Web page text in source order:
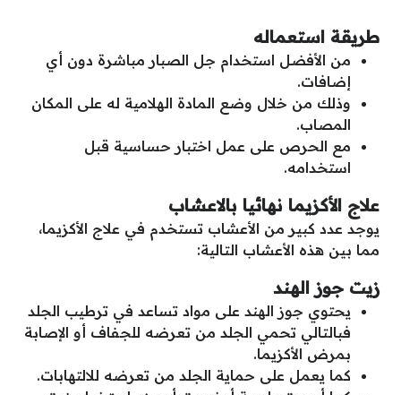
طريقة استعماله
من الأفضل استخدام جل الصبار مباشرة دون أي
إضافات.
وذلك من خلال وضع المادة الهلامية له على المكان
المصاب.
مع الحرص على عمل اختبار حساسية قبل
استخدامه.
علاج الأكزيما نهائيا بالاعشاب
يوجد عدد كبير من الأعشاب تستخدم في علاج الأكزيما،
مما بين هذه الأعشاب التالية:
زيت جوز الهند
يحتوي جوز الهند على مواد تساعد في ترطيب الجلد
فبالتالي تحمي الجلد من تعرضه للجفاف أو الإصابة
بمرض الأكزيما.
كما يعمل على حماية الجلد من تعرضه للالتهابات.